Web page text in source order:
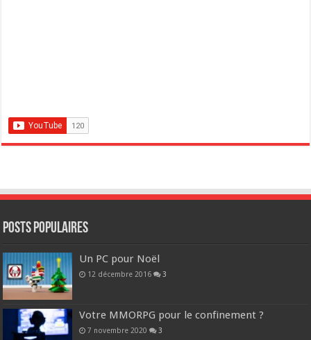
POSTS POPULAIRES
Un PC pour Noël
12 décembre 2016 3
Votre MMORPG pour le confinement ?
7 novembre 2020 3